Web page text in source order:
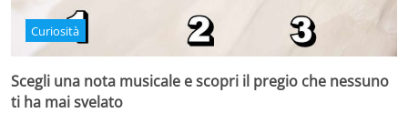
Curiosità
Scegli una nota musicale e scopri il pregio che nessuno
ti ha mai svelato